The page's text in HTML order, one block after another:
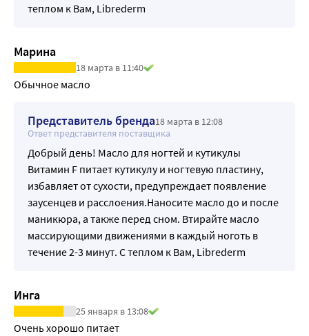
теплом к Вам, Librederm
Марина
18 марта в 11:40
Обычное масло
Представитель бренда18 марта в 12:08
Ответ представителя поставщика
Добрый день! Масло для ногтей и кутикулы
Витамин F питает кутикулу и ногтевую пластину,
избавляет от сухости, предупреждает появление
заусенцев и расслоения.Наносите масло до и после
маникюра, а также перед сном. Втирайте масло
массирующими движениями в каждый ноготь в
течение 2-3 минут. С теплом к Вам, Librederm
Инга
25 января в 13:08
Очень хорошо питает